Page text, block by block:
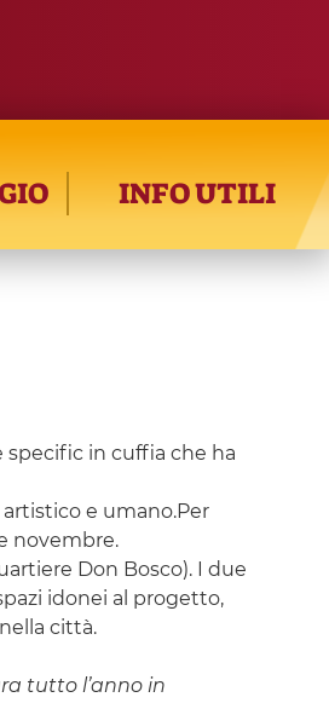
INFO UTILI
specific in cuffia che ha
e umano.Per
novembre.
Don Bosco). I due
idonei al progetto,
città.
tutto l’anno in